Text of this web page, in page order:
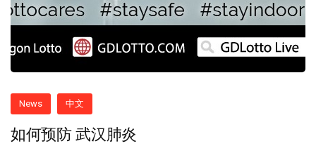
News 中文
如何预防 武汉肺炎